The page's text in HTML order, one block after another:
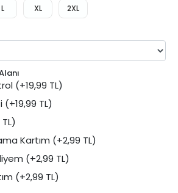
L XL 2XL
(+19,99 TL)
(+19,99 TL)
Kartım (+2,99 TL)
(+2,99 TL)
(+2,99 TL)